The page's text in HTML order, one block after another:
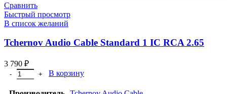
Сравнить
Быстрый просмотр
В список желаний
Tchernov Audio Cable Standard 1 IC RCA 2.65
3 790 ₽
В корзину